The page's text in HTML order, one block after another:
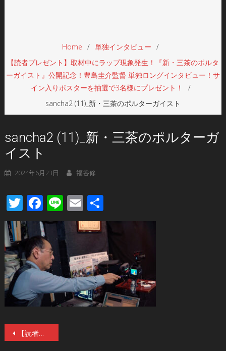
Home
単独インタビュー
【読者プレゼント】取材中にラップ現象発生！『新・三茶のポルタ
ーガイスト』公開記念！豊島圭介監督 単独ロングインタビュー！サ
イン入りポスターを抽選で3名様にプレゼント！
sancha2 (11)_新・三茶のポルターガイスト
sancha2 (11)_新・三茶のポルターガ
イスト
2024年6月23日 福谷修
TwitterFacebook
LineEmail
有
投
【読者プレゼント】取材中にラップ現象発生！『新・三茶のポルターガイスト』公開記念！豊島圭介監督 単独ロングインタビュー！サイン入りポスターを抽選で3名様にプレゼント！